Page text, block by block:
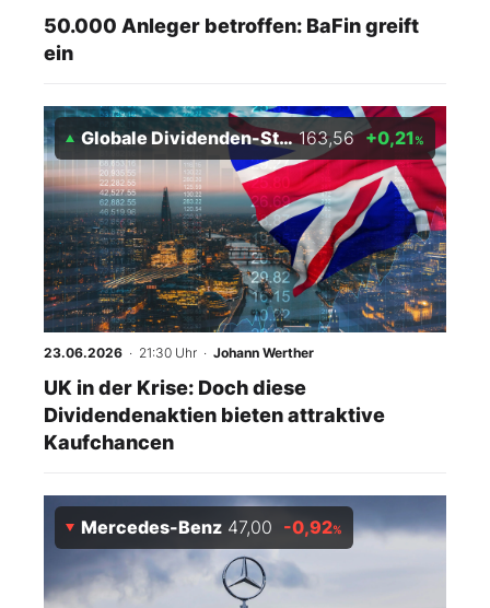
50.000 Anleger betroffen: BaFin greift
ein
Globale Dividenden-Stars Index 163,56 +0,21%
23.06.2026 · 21:30 Uhr · Johann Werther
UK in der Krise: Doch diese
Dividendenaktien bieten attraktive
Kaufchancen
Mercedes-Benz 47,00 -0,92%